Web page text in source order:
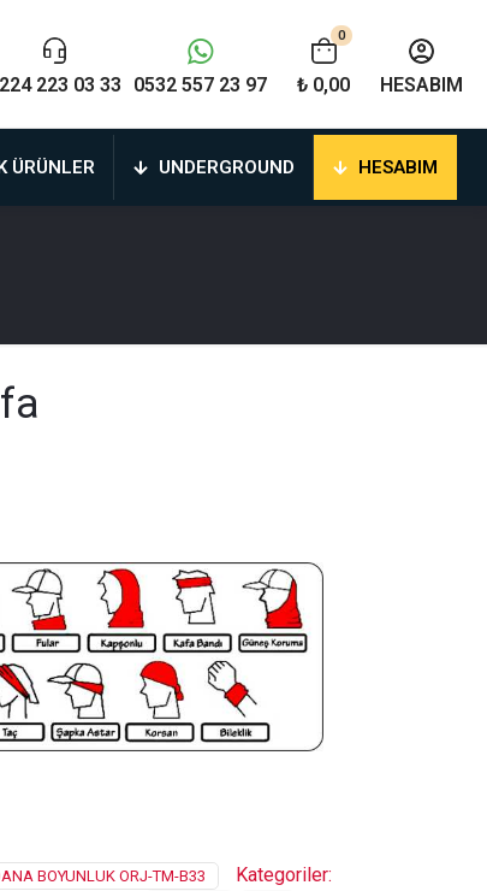
223 03 33 0532 557 23 97
0
₺ 0,00 HESABIM
ÜRÜNLER UNDERGROUND HESABIM
BOYUNLUK ORJ-TM-B33
Kategoriler: